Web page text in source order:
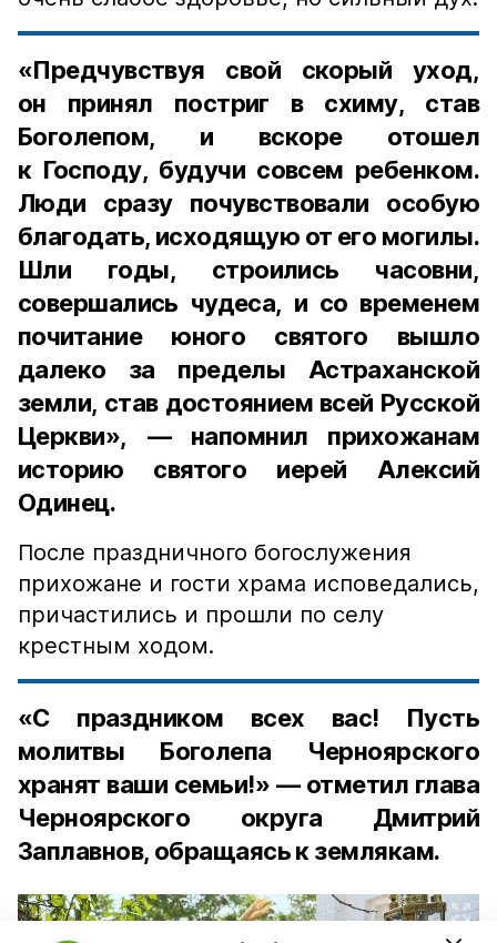
«Предчувствуя свой скорый уход,
он принял постриг в схиму, став
Боголепом, и вскоре отошел
к Господу, будучи совсем ребенком.
Люди сразу почувствовали особую
благодать, исходящую от его могилы.
Шли годы, строились часовни,
совершались чудеса, и со временем
почитание юного святого вышло
далеко за пределы Астраханской
земли, став достоянием всей Русской
Церкви», — напомнил прихожанам
историю святого иерей Алексий
Одинец.
После праздничного богослужения
прихожане и гости храма исповедались,
причастились и прошли по селу
крестным ходом.
«С праздником всех вас! Пусть
молитвы Боголепа Черноярского
хранят ваши семьи!» — отметил глава
Черноярского округа Дмитрий
Заплавнов, обращаясь к землякам.